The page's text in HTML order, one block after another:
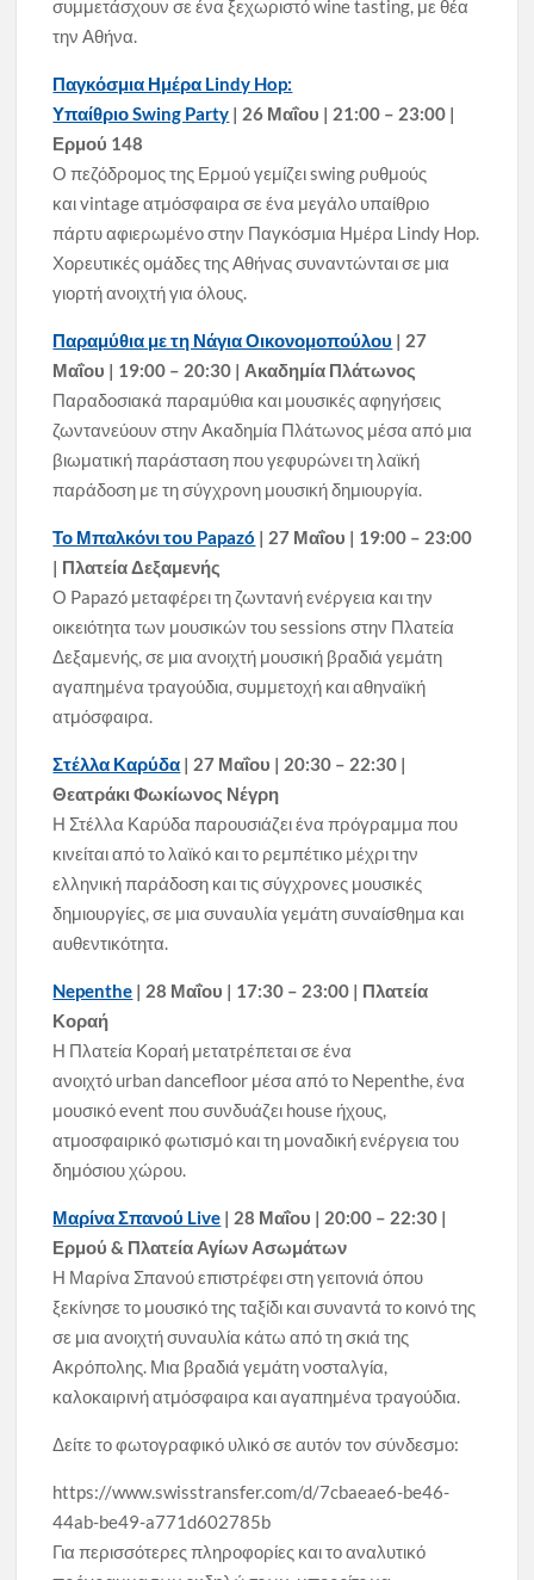
συμμετάσχουν σε ένα ξεχωριστό wine tasting, με θέα
την Αθήνα.
Παγκόσμια Ημέρα Lindy Hop:
Υπαίθριο Swing Party | 26 Μαΐου | 21:00 – 23:00 |
Ερμού 148
Ο πεζόδρομος της Ερμού γεμίζει swing ρυθμούς
και vintage ατμόσφαιρα σε ένα μεγάλο υπαίθριο
πάρτυ αφιερωμένο στην Παγκόσμια Ημέρα Lindy Hop.
Χορευτικές ομάδες της Αθήνας συναντώνται σε μια
γιορτή ανοιχτή για όλους.
Παραμύθια με τη Νάγια Οικονομοπούλου | 27
Μαΐου | 19:00 – 20:30 | Ακαδημία Πλάτωνος
Παραδοσιακά παραμύθια και μουσικές αφηγήσεις
ζωντανεύουν στην Ακαδημία Πλάτωνος μέσα από μια
βιωματική παράσταση που γεφυρώνει τη λαϊκή
παράδοση με τη σύγχρονη μουσική δημιουργία.
Το Μπαλκόνι του Papazó | 27 Μαΐου | 19:00 – 23:00
| Πλατεία Δεξαμενής
Ο Papazó μεταφέρει τη ζωντανή ενέργεια και την
οικειότητα των μουσικών του sessions στην Πλατεία
Δεξαμενής, σε μια ανοιχτή μουσική βραδιά γεμάτη
αγαπημένα τραγούδια, συμμετοχή και αθηναϊκή
ατμόσφαιρα.
Στέλλα Καρύδα | 27 Μαΐου | 20:30 – 22:30 |
Θεατράκι Φωκίωνος Νέγρη
Η Στέλλα Καρύδα παρουσιάζει ένα πρόγραμμα που
κινείται από το λαϊκό και το ρεμπέτικο μέχρι την
ελληνική παράδοση και τις σύγχρονες μουσικές
δημιουργίες, σε μια συναυλία γεμάτη συναίσθημα και
αυθεντικότητα.
Nepenthe | 28 Μαΐου | 17:30 – 23:00 | Πλατεία
Κοραή
Η Πλατεία Κοραή μετατρέπεται σε ένα
ανοιχτό urban dancefloor μέσα από το Nepenthe, ένα
μουσικό event που συνδυάζει house ήχους,
ατμοσφαιρικό φωτισμό και τη μοναδική ενέργεια του
δημόσιου χώρου.
Μαρίνα Σπανού Live | 28 Μαΐου | 20:00 – 22:30 |
Ερμού & Πλατεία Αγίων Ασωμάτων
Η Μαρίνα Σπανού επιστρέφει στη γειτονιά όπου
ξεκίνησε το μουσικό της ταξίδι και συναντά το κοινό της
σε μια ανοιχτή συναυλία κάτω από τη σκιά της
Ακρόπολης. Μια βραδιά γεμάτη νοσταλγία,
καλοκαιρινή ατμόσφαιρα και αγαπημένα τραγούδια.
Δείτε το φωτογραφικό υλικό σε αυτόν τον σύνδεσμο:
https://www.swisstransfer.com/d/7cbaeae6-be46-
44ab-be49-a771d602785b
Για περισσότερες πληροφορίες και το αναλυτικό